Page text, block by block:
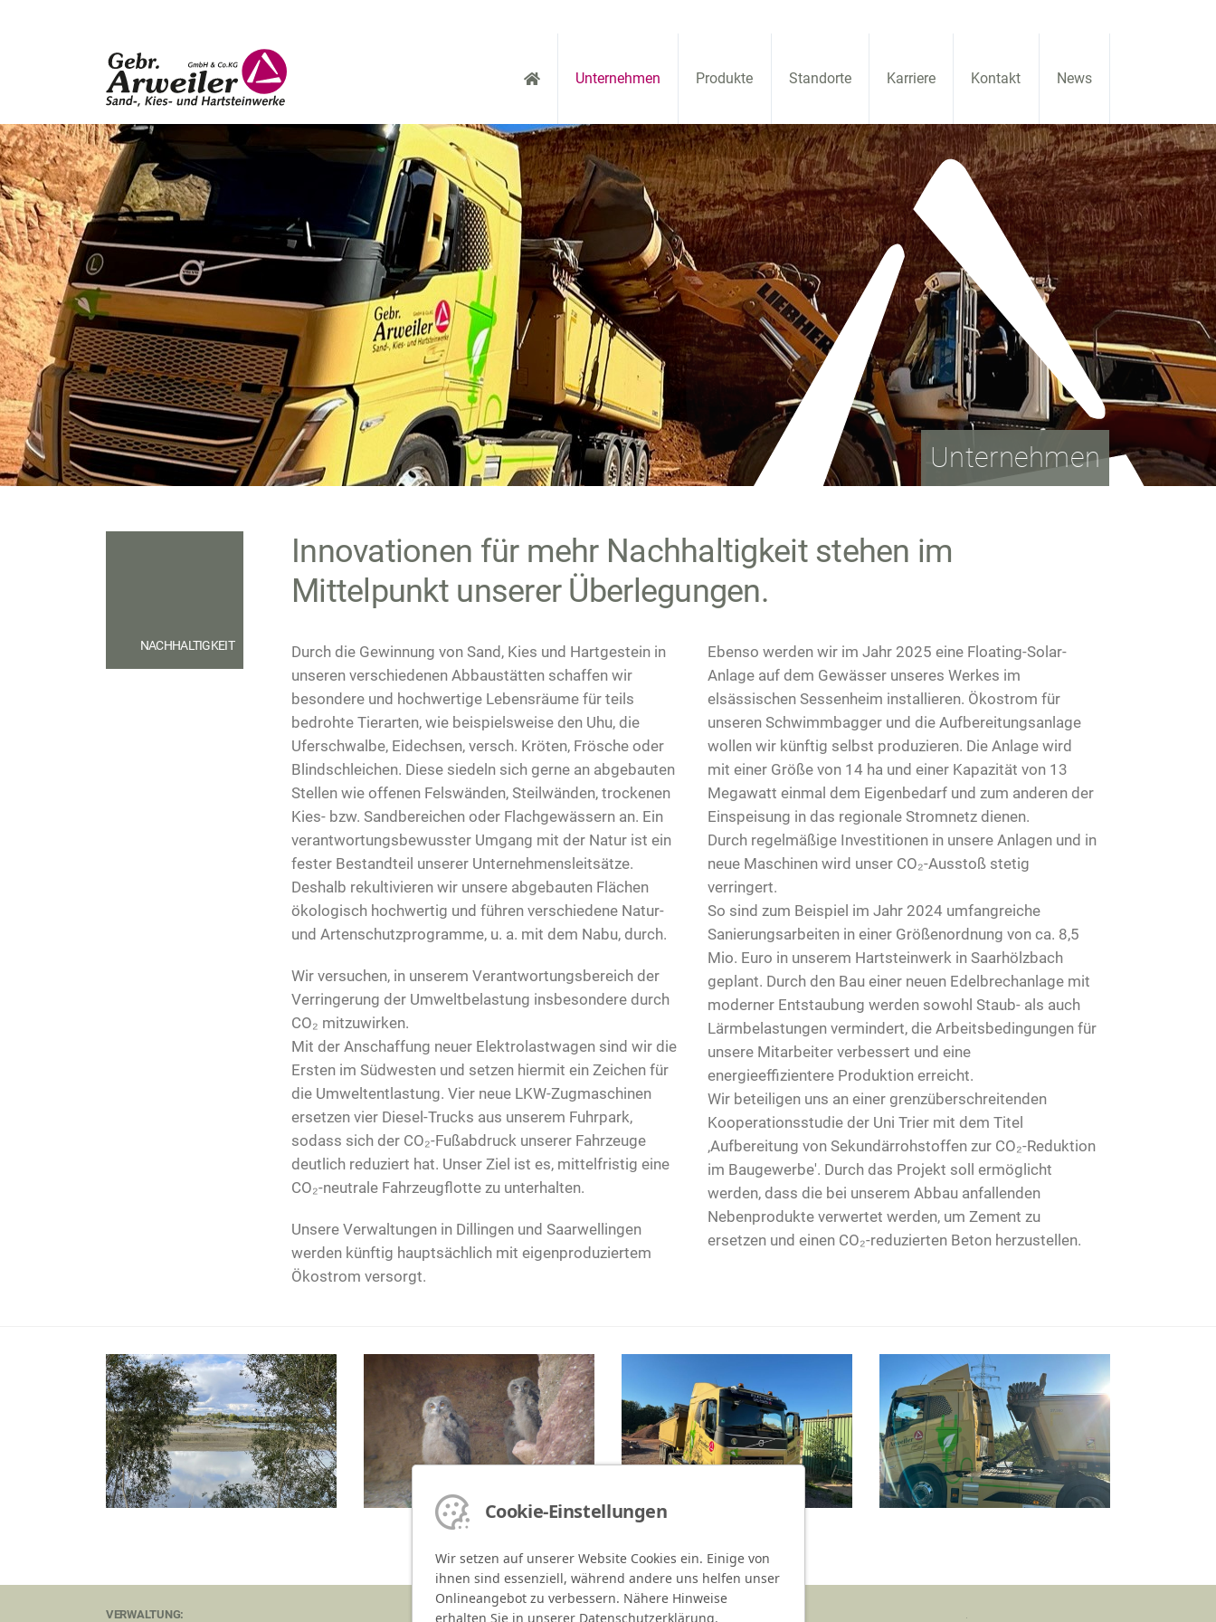
Unternehmen Produkte Standorte Karriere Kontakt News
Unternehmen
NACHHALTIGKEIT
Innovationen für mehr Nachhaltigkeit stehen im
Mittelpunkt unserer Überlegungen.
Durch die Gewinnung von Sand, Kies und Hartgestein in
unseren verschiedenen Abbaustätten schaffen wir
besondere und hochwertige Lebensräume für teils
bedrohte Tierarten, wie beispielsweise den Uhu, die
Uferschwalbe, Eidechsen, versch. Kröten, Frösche oder
Blindschleichen. Diese siedeln sich gerne an abgebauten
Stellen wie offenen Felswänden, Steilwänden, trockenen
Kies- bzw. Sandbereichen oder Flachgewässern an. Ein
verantwortungsbewusster Umgang mit der Natur ist ein
fester Bestandteil unserer Unternehmensleitsätze.
Deshalb rekultivieren wir unsere abgebauten Flächen
ökologisch hochwertig und führen verschiedene Natur-
und Artenschutzprogramme, u. a. mit dem Nabu, durch.
Wir versuchen, in unserem Verantwortungsbereich der
Verringerung der Umweltbelastung insbesondere durch
CO₂ mitzuwirken.
Mit der Anschaffung neuer Elektrolastwagen sind wir die
Ersten im Südwesten und setzen hiermit ein Zeichen für
die Umweltentlastung. Vier neue LKW-Zugmaschinen
ersetzen vier Diesel-Trucks aus unserem Fuhrpark,
sodass sich der CO₂-Fußabdruck unserer Fahrzeuge
deutlich reduziert hat. Unser Ziel ist es, mittelfristig eine
CO₂-neutrale Fahrzeugflotte zu unterhalten.
Unsere Verwaltungen in Dillingen und Saarwellingen
werden künftig hauptsächlich mit eigenproduziertem
Ökostrom versorgt.
Ebenso werden wir im Jahr 2025 eine Floating-Solar-
Anlage auf dem Gewässer unseres Werkes im
elsässischen Sessenheim installieren. Ökostrom für
unseren Schwimmbagger und die Aufbereitungsanlage
wollen wir künftig selbst produzieren. Die Anlage wird
mit einer Größe von 14 ha und einer Kapazität von 13
Megawatt einmal dem Eigenbedarf und zum anderen der
Einspeisung in das regionale Stromnetz dienen.
Durch regelmäßige Investitionen in unsere Anlagen und in
neue Maschinen wird unser CO₂-Ausstoß stetig
verringert.
So sind zum Beispiel im Jahr 2024 umfangreiche
Sanierungsarbeiten in einer Größenordnung von ca. 8,5
Mio. Euro in unserem Hartsteinwerk in Saarhölzbach
geplant. Durch den Bau einer neuen Edelbrechanlage mit
moderner Entstaubung werden sowohl Staub- als auch
Lärmbelastungen vermindert, die Arbeitsbedingungen für
unsere Mitarbeiter verbessert und eine
energieeffizientere Produktion erreicht.
Wir beteiligen uns an einer grenzüberschreitenden
Kooperationsstudie der Uni Trier mit dem Titel
‚Aufbereitung von Sekundärrohstoffen zur CO₂-Reduktion
im Baugewerbe'. Durch das Projekt soll ermöglicht
werden, dass die bei unserem Abbau anfallenden
Nebenprodukte verwertet werden, um Zement zu
ersetzen und einen CO₂-reduzierten Beton herzustellen.
VERWALTUNG: DISPOSITION .
Cookie-Einstellungen
Wir setzen auf unserer Website Cookies ein. Einige von
ihnen sind essenziell, während andere uns helfen unser
Onlineangebot zu verbessern. Nähere Hinweise
erhalten Sie in unserer Datenschutzerklärung.